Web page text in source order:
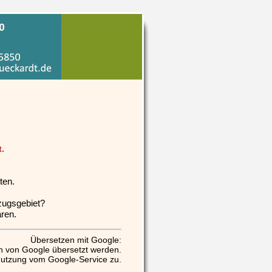
Übersetzen mit Google:
von Google übersetzt werden.
vom Google-Service zu.